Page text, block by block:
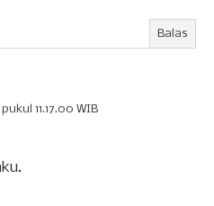
Balas
11.17.00 WIB